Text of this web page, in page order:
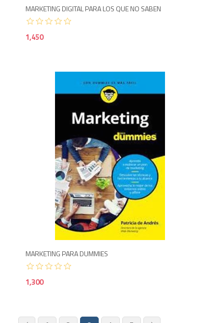
MARKETING DIGITAL PARA LOS QUE NO SABEN
1,450
MARKETING PARA DUMMIES
1,300